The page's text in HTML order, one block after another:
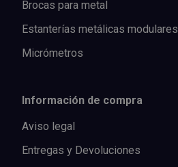
Brocas para metal
Estanterías metálicas modulares
Micrómetros
Información de compra
Aviso legal
Entregas y Devoluciones